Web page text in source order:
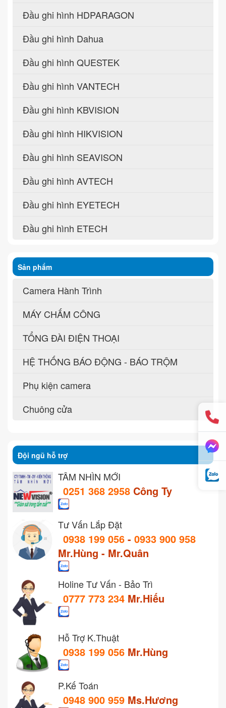
Đầu ghi hình HDPARAGON
Đầu ghi hình Dahua
Đầu ghi hình QUESTEK
Đầu ghi hình VANTECH
Đầu ghi hình KBVISION
Đầu ghi hình HIKVISION
Đầu ghi hình SEAVISON
Đầu ghi hình AVTECH
Đầu ghi hình EYETECH
Đầu ghi hình ETECH
Sản phẩm
Camera Hành Trình
MÁY CHẤM CÔNG
TỔNG ĐÀI ĐIỆN THOẠI
HỆ THỐNG BÁO ĐỘNG - BÁO TRỘM
Phụ kiện camera
Chuông cửa
Đội ngũ hỗ trợ
TẦM NHÌN MỚI
0251 368 2958 Công Ty
Tư Vấn Lắp Đặt
0938 199 056 - 0933 900 958
Mr.Hùng - Mr.Quân
Holine Tư Vấn - Bảo Trì
0777 773 234 Mr.Hiếu
Hỗ Trợ K.Thuật
0938 199 056 Mr.Hùng
P.Kế Toán
0948 900 959 Ms.Hương